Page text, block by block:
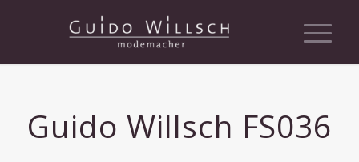
Guido Willsch FS036